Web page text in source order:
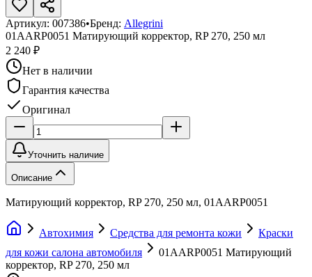
Артикул: 007386•Бренд: Allegrini
01AARP0051 Матирующий корректор, RP 270, 250 мл
2 240 ₽
Нет в наличии
Гарантия качества
Оригинал
Уточнить наличие
Описание
Матирующий корректор, RP 270, 250 мл, 01AARP0051
Автохимия Средства для ремонта кожи
Краски
для кожи салона автомобиля
01AARP0051 Матирующий
корректор, RP 270, 250 мл